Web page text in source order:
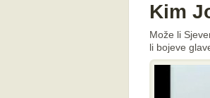
Kim
Može li
li bojeve